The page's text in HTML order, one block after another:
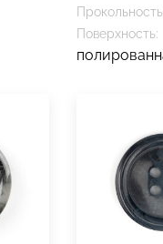
Поверхность: